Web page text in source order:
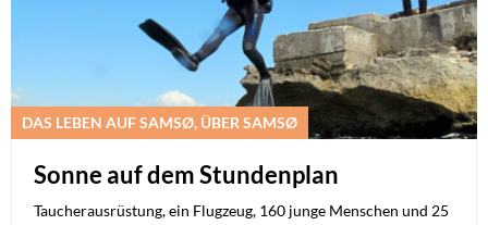
DAS LEBEN AUF SAMSØ, ÜBER SAMSØ
Sonne auf dem Stundenplan
Taucherausrüstung, ein Flugzeug, 160 junge Menschen und 25